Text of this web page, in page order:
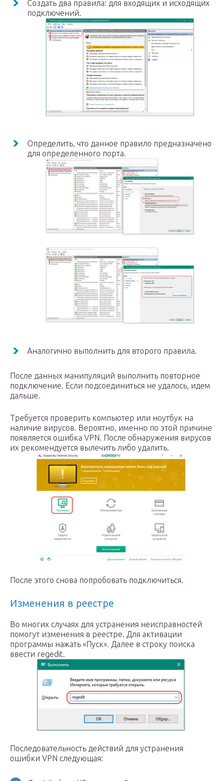
Создать два правила: для входящих и исходящих
подключений.
Определить, что данное правило предназначено
для определенного порта.
Аналогично выполнить для второго правила.
После данных манипуляций выполнить повторное
подключение. Если подсоединиться не удалось, идем
дальше.
Требуется проверить компьютер или ноутбук на
наличие вирусов. Вероятно, именно по этой причине
появляется ошибка VPN. После обнаружения вирусов
их рекомендуется вылечить либо удалить.
После этого снова попробовать подключиться.
Изменения в реестре
Во многих случаях для устранения неисправностей
помогут изменения в реестре. Для активации
программы нажать «Пуск». Далее в строку поиска
ввести regedit.
Последовательность действий для устранения
ошибки VPN следующая: